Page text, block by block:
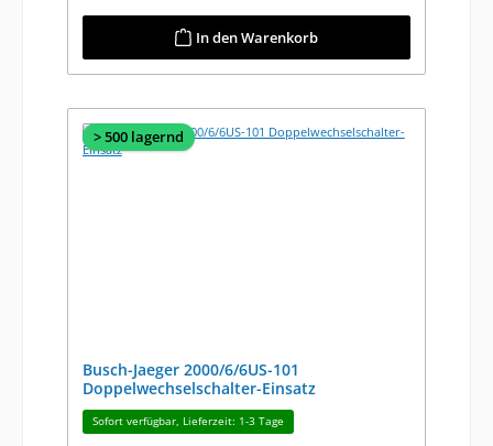
In den Warenkorb
> 500 lagernd
Busch-Jaeger 2000/6/6US-101
Doppelwechselschalter-Einsatz
Sofort verfügbar, Lieferzeit: 1-3 Tage